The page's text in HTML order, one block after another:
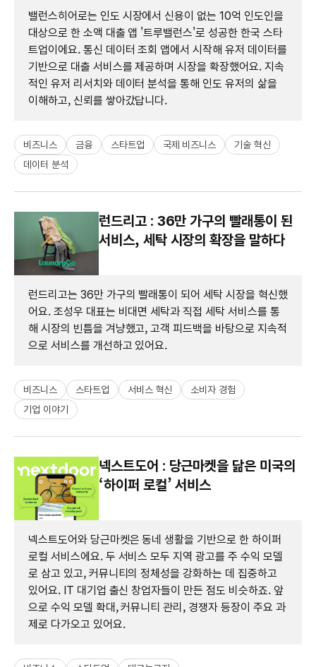
밸런스히어로는 인도 시장에서 신용이 없는 10억 인도인을
대상으로 한 소액 대출 앱 '트루밸런스'로 성공한 한국 스타
트업이에요. 통신 데이터 조회 앱에서 시작해 유저 데이터를
기반으로 대출 서비스를 제공하며 시장을 확장했어요. 지속
적인 유저 리서치와 데이터 분석을 통해 인도 유저의 삶을
이해하고, 신뢰를 쌓아갔답니다.
비즈니스 금융 스타트업 국제 비즈니스
기술 혁신
데이터 분석
런드리고 : 36만 가구의 빨래통이 된
서비스, 세탁 시장의 확장을 말하다
런드리고는 36만 가구의 빨래통이 되어 세탁 시장을 혁신했
어요. 조성우 대표는 비대면 세탁과 직접 세탁 서비스를 통
해 시장의 빈틈을 겨냥했고, 고객 피드백을 바탕으로 지속적
으로 서비스를 개선하고 있어요.
비즈니스 스타트업 서비스 혁신
소비자 경험
기업 이야기
넥스트도어 : 당근마켓을 닮은 미국의
‘하이퍼 로컬’ 서비스
넥스트도어와 당근마켓은 동네 생활을 기반으로 한 하이퍼
로컬 서비스에요. 두 서비스 모두 지역 광고를 주 수익 모델
로 삼고 있고, 커뮤니티의 정체성을 강화하는 데 집중하고
있어요. IT 대기업 출신 창업자들이 만든 점도 비슷하죠. 앞
으로 수익 모델 확대, 커뮤니티 관리, 경쟁자 등장이 주요 과
제로 다가오고 있어요.